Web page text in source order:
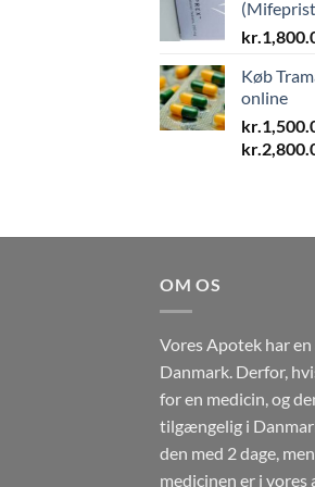
kr.
Køb
online
kr.
kr.
OM OS
Vores Apotek har
Danmark. Derfor,
for en medicin, og
tilgængelig i
den med 2 dage,
medicinen er i vores